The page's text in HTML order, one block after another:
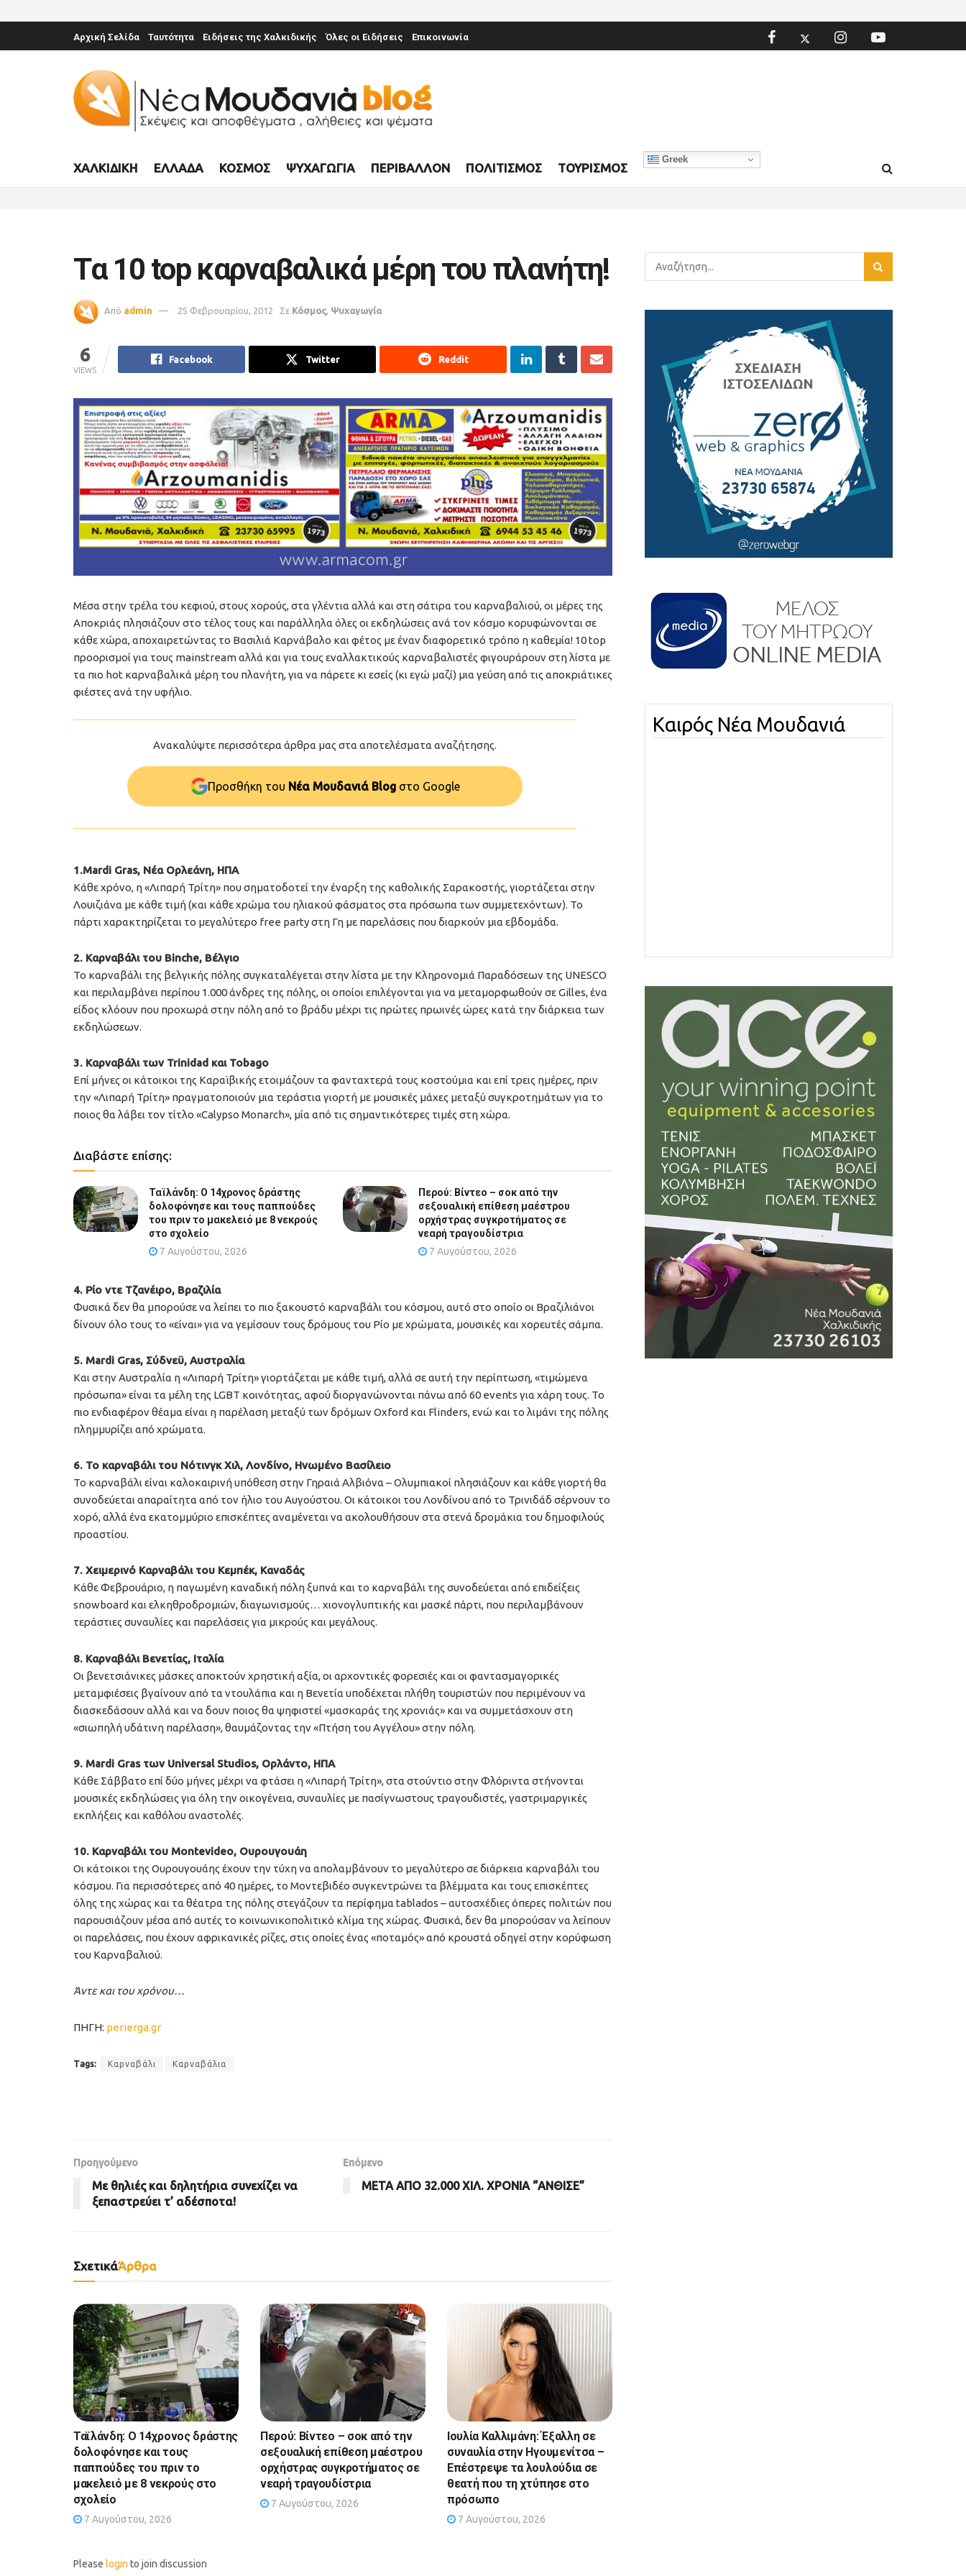
Αρχική Σελίδα Ταυτότητα Ειδήσεις της Χαλκιδικής Όλες οι Ειδήσεις Επικοινωνία
ΧΑΛΚΙΔΙΚΉ ΕΛΛΆΔΑ ΚΌΣΜΟΣ ΨΥΧΑΓΩΓΊΑ ΠΕΡΙΒΆΛΛΟΝ ΠΟΛΙΤΙΣΜΌΣ ΤΟΥΡΙΣΜΌΣ
Greek
Tα 10 top καρναβαλικά μέρη του πλανήτη!
Από admin 25 Φεβρουαρίου, 2012 Σε Κόσμος Ψυχαγωγία
6
VIEWS
Facebook Twitter Reddit
Μέσα στην τρέλα του κεφιού, στους χορούς, στα γλέντια αλλά και στη σάτιρα του καρναβαλιού, οι μέρες της
Αποκριάς πλησιάζουν στο τέλος τους και παράλληλα όλες οι εκδηλώσεις ανά τον κόσμο κορυφώνονται σε
κάθε χώρα, αποχαιρετώντας το Βασιλιά Καρνάβαλο και φέτος με έναν διαφορετικό τρόπο η καθεμία! 10 top
προορισμοί για τους mainstream αλλά και για τους εναλλακτικούς καρναβαλιστές φιγουράρουν στη λίστα με
τα πιο hot καρναβαλικά μέρη του πλανήτη, για να πάρετε κι εσείς (κι εγώ μαζί) μια γεύση από τις αποκριάτικες
φιέστες ανά την υφήλιο.
Ανακαλύψτε περισσότερα άρθρα μας στα αποτελέσματα αναζήτησης.
Προσθήκη του Νέα Μουδανιά Blogστo Google
1.Mardi Gras, Νέα Ορλεάνη, ΗΠΑ
Κάθε χρόνο, η «Λιπαρή Τρίτη» που σηματοδοτεί την έναρξη της καθολικής Σαρακοστής, γιορτάζεται στην
Λουιζιάνα με κάθε τιμή (και κάθε χρώμα του ηλιακού φάσματος στα πρόσωπα των συμμετεχόντων). Το
πάρτι χαρακτηρίζεται το μεγαλύτερο free party στη Γη με παρελάσεις που διαρκούν μια εβδομάδα.
2. Καρναβάλι του Binche, Βέλγιο
Το καρναβάλι της βελγικής πόλης συγκαταλέγεται στην λίστα με την Κληρονομιά Παραδόσεων της UNESCO
και περιλαμβάνει περίπου 1.000 άνδρες της πόλης, οι οποίοι επιλέγονται για να μεταμορφωθούν σε Gilles, ένα
είδος κλόουν που προχωρά στην πόλη από το βράδυ μέχρι τις πρώτες πρωινές ώρες κατά την διάρκεια των
εκδηλώσεων.
3. Καρναβάλι των Trinidad και Tobago
Επί μήνες οι κάτοικοι της Καραϊβικής ετοιμάζουν τα φανταχτερά τους κοστούμια και επί τρεις ημέρες, πριν
την «Λιπαρή Τρίτη» πραγματοποιούν μια τεράστια γιορτή με μουσικές μάχες μεταξύ συγκροτημάτων για το
ποιος θα λάβει τον τίτλο «Calypso Monarch», μία από τις σημαντικότερες τιμές στη χώρα.
Διαβάστε επίσης:
Ταϊλάνδη: Ο 14χρονος δράστης
δολοφόνησε και τους παππούδες
του πριν το μακελειό με 8 νεκρούς
στο σχολείο
7 Αυγούστου, 2026
Περού: Βίντεο – σοκ από την
σεξουαλική επίθεση μαέστρου
ορχήστρας συγκροτήματος σε
νεαρή τραγουδίστρια
7 Αυγούστου, 2026
4. Ρίο ντε Τζανέιρο, Βραζιλία
Φυσικά δεν θα μπορούσε να λείπει το πιο ξακουστό καρναβάλι του κόσμου, αυτό στο οποίο οι Βραζιλιάνοι
δίνουν όλο τους το «είναι» για να γεμίσουν τους δρόμους του Ρίο με χρώματα, μουσικές και χορευτές σάμπα.
5. Mardi Gras, Σύδνεϋ, Αυστραλία
Και στην Αυστραλία η «Λιπαρή Τρίτη» γιορτάζεται με κάθε τιμή, αλλά σε αυτή την περίπτωση, «τιμώμενα
πρόσωπα» είναι τα μέλη της LGBT κοινότητας, αφού διοργανώνονται πάνω από 60 events για χάρη τους. Το
πιο ενδιαφέρον θέαμα είναι η παρέλαση μεταξύ των δρόμων Oxford και Flinders, ενώ και το λιμάνι της πόλης
πλημμυρίζει από χρώματα.
6. Το καρναβάλι του Νότινγκ Χιλ, Λονδίνο, Ηνωμένο Βασίλειο
Το καρναβάλι είναι καλοκαιρινή υπόθεση στην Γηραιά Αλβιόνα – Ολυμπιακοί πλησιάζουν και κάθε γιορτή θα
συνοδεύεται απαραίτητα από τον ήλιο του Αυγούστου. Οι κάτοικοι του Λονδίνου από το Τρινιδάδ σέρνουν το
χορό, αλλά ένα εκατομμύριο επισκέπτες αναμένεται να ακολουθήσουν στα στενά δρομάκια του δημοφιλούς
προαστίου.
7. Χειμερινό Καρναβάλι του Κεμπέκ, Καναδάς
Κάθε Φεβρουάριο, η παγωμένη καναδική πόλη ξυπνά και το καρναβάλι της συνοδεύεται από επιδείξεις
snowboard και ελκηθροδρομιών, διαγωνισμούς… χιονογλυπτικής και μασκέ πάρτι, που περιλαμβάνουν
τεράστιες συναυλίες και παρελάσεις για μικρούς και μεγάλους.
8. Καρναβάλι Βενετίας, Ιταλία
Οι βενετσιάνικες μάσκες αποκτούν χρηστική αξία, οι αρχοντικές φορεσιές και οι φαντασμαγορικές
μεταμφιέσεις βγαίνουν από τα ντουλάπια και η Βενετία υποδέχεται πλήθη τουριστών που περιμένουν να
διασκεδάσουν αλλά και να δουν ποιος θα ψηφιστεί «μασκαράς της χρονιάς» και να συμμετάσχουν στη
«σιωπηλή υδάτινη παρέλαση», θαυμάζοντας την «Πτήση του Αγγέλου» στην πόλη.
9. Mardi Gras των Universal Studios, Ορλάντο, ΗΠΑ
Κάθε Σάββατο επί δύο μήνες μέχρι να φτάσει η «Λιπαρή Τρίτη», στα στούντιο στην Φλόριντα στήνονται
μουσικές εκδηλώσεις για όλη την οικογένεια, συναυλίες με πασίγνωστους τραγουδιστές, γαστριμαργικές
εκπλήξεις και καθόλου αναστολές.
10. Καρναβάλι του Montevideo, Ουρουγουάη
Οι κάτοικοι της Ουρουγουάης έχουν την τύχη να απολαμβάνουν το μεγαλύτερο σε διάρκεια καρναβάλι του
κόσμου. Για περισσότερες από 40 ημέρες, το Μοντεβιδέο συγκεντρώνει τα βλέμματα και τους επισκέπτες
όλης της χώρας και τα θέατρα της πόλης στεγάζουν τα περίφημα tablados – αυτοσχέδιες όπερες πολιτών που
παρουσιάζουν μέσα από αυτές το κοινωνικοπολιτικό κλίμα της χώρας. Φυσικά, δεν θα μπορούσαν να λείπουν
οι παρελάσεις, που έχουν αφρικανικές ρίζες, στις οποίες ένας «ποταμός» από κρουστά οδηγεί στην κορύφωση
του Καρναβαλιού.
Άντε και του χρόνου…
ΠΗΓΗ: perierga.gr
Tags: Καρναβάλι Καρναβάλια
Προηγούμενο
Με θηλιές και δηλητήρια συνεχίζει να
ξεπαστρεύει τ’ αδέσποτα!
Επόμενο
ΜΕΤΑ ΑΠΟ 32.000 ΧΙΛ. ΧΡΟΝΙΑ “ΑΝΘΙΣΕ”
ΣχετικάΆρθρα
Ταϊλάνδη: Ο 14χρονος δράστης
δολοφόνησε και τους
παππούδες του πριν το
μακελειό με 8 νεκρούς στο
σχολείο
7 Αυγούστου, 2026
Περού: Βίντεο – σοκ από την
σεξουαλική επίθεση μαέστρου
ορχήστρας συγκροτήματος σε
νεαρή τραγουδίστρια
7 Αυγούστου, 2026
Ιουλία Καλλιμάνη: Έξαλλη σε
συναυλία στην Ηγουμενίτσα –
Επέστρεψε τα λουλούδια σε
θεατή που τη χτύπησε στο
πρόσωπο
7 Αυγούστου, 2026
Please login to join discussion
Καιρός Νέα Μουδανιά